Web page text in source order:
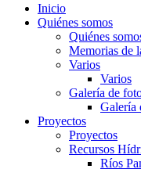
Inicio
Quiénes somos
Quiénes
Memorias de
Varios
Varios
Galería de
Galería
Proyectos
Proyectos
Recursos
Ríos